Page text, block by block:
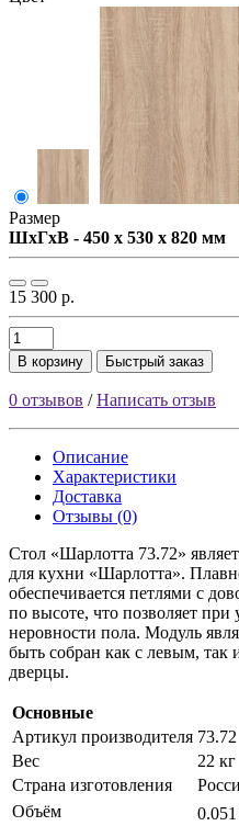
Размер
ШxГxВ - 450 x 530 x 820 мм
15 300 р.
В корзину Быстрый заказ
0 отзывов /Написать отзыв
Описание
Характеристики
Доставка
Отзывы (0)
Стол «Шарлотта 73.72»
для кухни «Шарлотта».
обеспечивается петлями с
по высоте, что позволяет при
неровности пола. Модуль
быть собран как с левым,
дверцы.
Основные
Артикул производителя 73.72
Вес
22 кг
Страна изготовления
Объём